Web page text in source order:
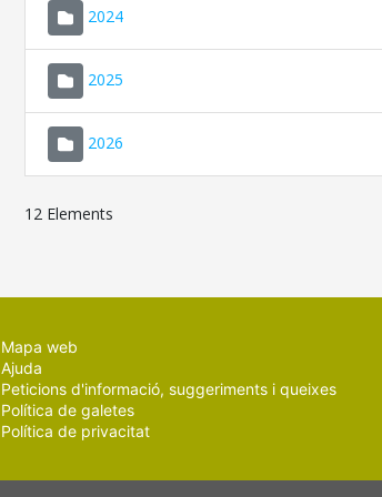
2024
2025
2026
12 Elements
Mapa web
Ajuda
Peticions d'informació, suggeriments i queixes
Política de galetes
Política de privacitat